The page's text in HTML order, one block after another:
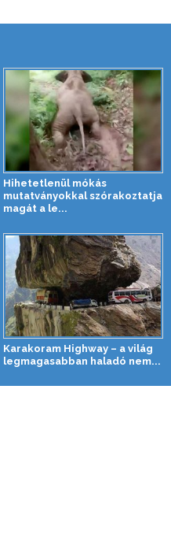
Hihetetlenül mókás
mutatványokkal szórakoztatja
magát a le...
Karakoram Highway – a világ
legmagasabban haladó nem...